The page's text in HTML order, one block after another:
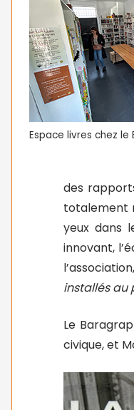
Espace livres chez le
des
totalement
yeux dans
innovant,
installés au
Le
civique, et